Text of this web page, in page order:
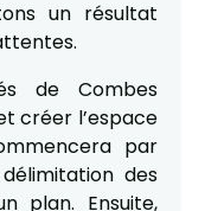
un résultat
de Combes
créer l’espace
par
des
plan. Ensuite,